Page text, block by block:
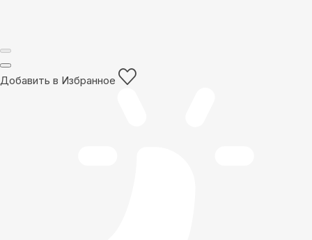
Добавить в Избранное